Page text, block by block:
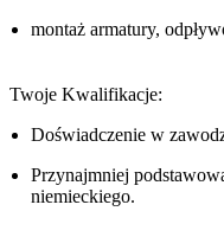
montaż armatury,
Twoje Kwalifikacje:
Doświadczenie w
Przynajmniej
niemieckiego.